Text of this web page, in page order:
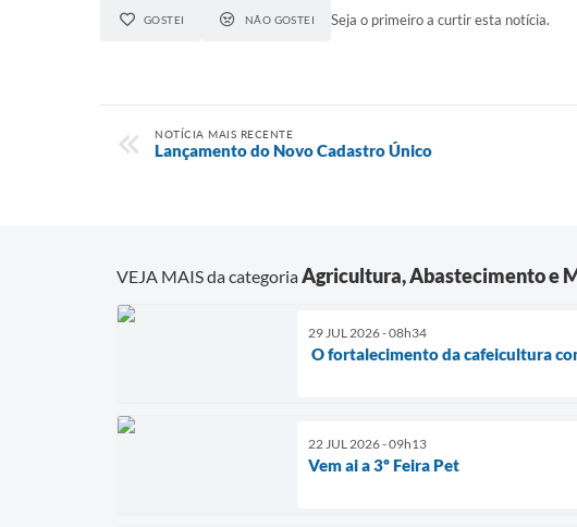
GOSTEI NÃO GOSTEI Seja o primeiro a curtir esta notícia.
NOTÍCIA MAIS RECENTE
Lançamento do Novo Cadastro Único
VEJA MAIS da categoriaAgricultura, Abastecimento e
29 JUL 2026 - 08h34
O fortalecimento da cafeicultura
22 JUL 2026 - 09h13
Vem ai a 3º Feira Pet